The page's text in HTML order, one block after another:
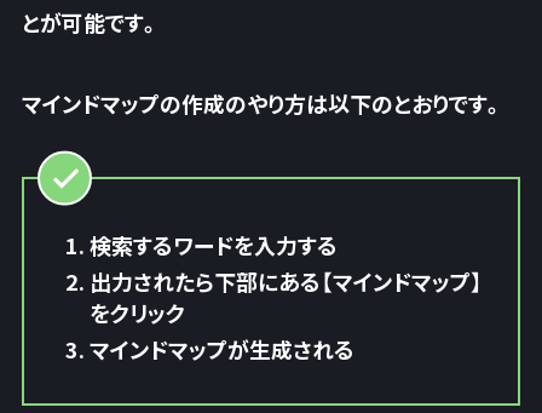
とが可能です。
マインドマップの作成のやり方は以下のとおりです。
検索するワードを入力する
出力されたら下部にある【マインドマップ】
をクリック
マインドマップが生成される